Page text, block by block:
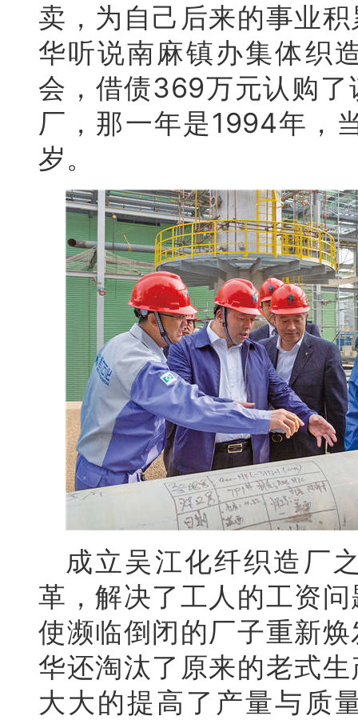
卖，为自己后来的事业
华听说南麻镇办集体织
会，借债369万元认购
厂，那一年是1994年，
岁。
成立吴江化纤织造厂
革，解决了工人的工资
使濒临倒闭的厂子重新
华还淘汰了原来的老式
大大的提高了产量与质